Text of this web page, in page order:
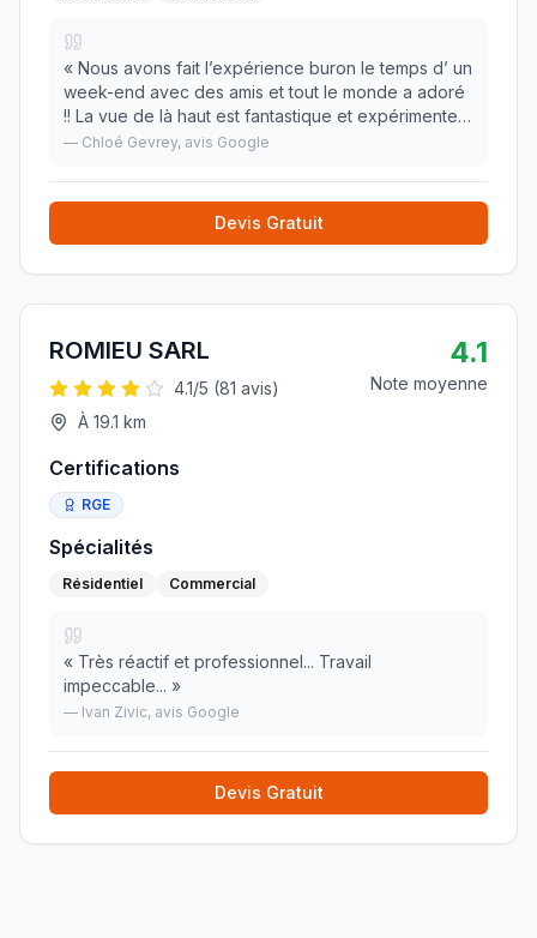
« Nous avons fait l’expérience buron le temps d’ un
week-end avec des amis et tout le monde a adoré
!! La vue de là haut est fantastique et expérimenter
le zéro électricité nous rappelle la chance que
— Chloé Gevrey, avis Google
Devis Gratuit
ROMIEU SARL
4.1/5 (81 avis)
À 19.1 km
4.1
Note moyenne
Certifications
RGE
Spécialités
Résidentiel Commercial
« Très réactif et professionnel... Travail
impeccable... »
— Ivan Zivic, avis Google
Devis Gratuit